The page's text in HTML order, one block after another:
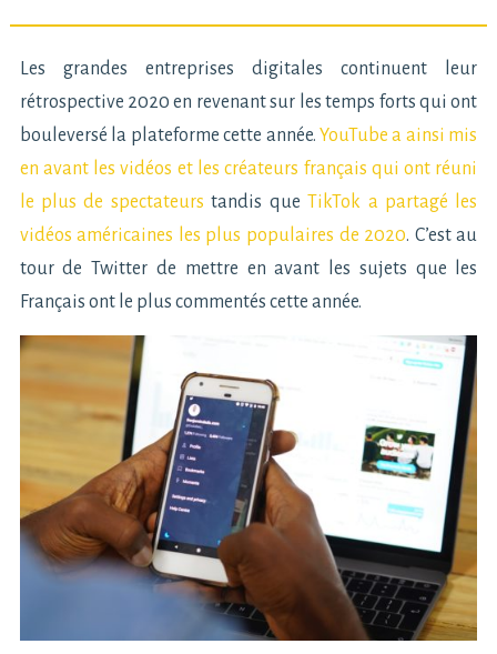
Les grandes entreprises digitales continuent leur
rétrospective 2020 en revenant sur les temps forts qui ont
bouleversé la plateforme cette année. YouTube a ainsi mis
en avant les vidéos et les créateurs français qui ont réuni
le plus de spectateurs tandis que
TikTok a partagé les
vidéos américaines les plus populaires de 2020. C’est au
tour de Twitter de mettre en avant les sujets que les
Français ont le plus commentés cette année.